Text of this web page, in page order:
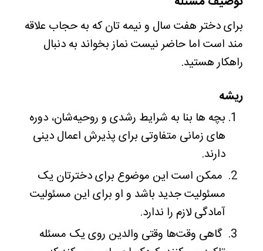
برای دختر هفت سال و نیمه تان که به حجاب علاقه
مند است اما حاضر نیست نماز بخواند به دنبال
راهکار هستید.
ریشه
بچه ها بنا به شرایط رشدی و روحیه‌شان، دوره
های زمانی متفاوتی برای پذیرش اعمال دینی
دارند.
ممکن است این موضوع برای دخترتان یک
مسئولیت جدید باشد و او برای این مسئولیت
آمادگی لازم را ندارد.
گاهی وقت‌ها وقتی والدین روی یک مسئله